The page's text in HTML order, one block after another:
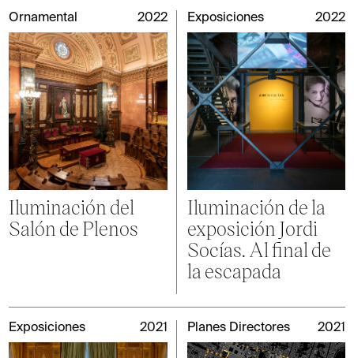
Ornamental 2022
Iluminación del
Salón de Plenos
Exposiciones 2022
Iluminación de la
exposición Jordi
Socías. Al final de
la escapada
Exposiciones 2021 Planes Directores 2021